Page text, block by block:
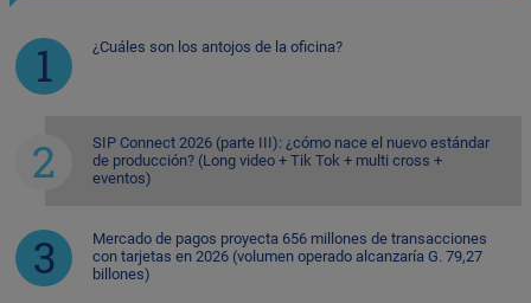
¿Cuáles son los antojos de la oficina?
SIP Connect 2026 (parte III): ¿cómo nace el nuevo estándar
de producción? (Long video + Tik Tok + multi cross +
eventos)
Mercado de pagos proyecta 656 millones de transacciones
con tarjetas en 2026 (volumen operado alcanzaría G. 79,27
billones)